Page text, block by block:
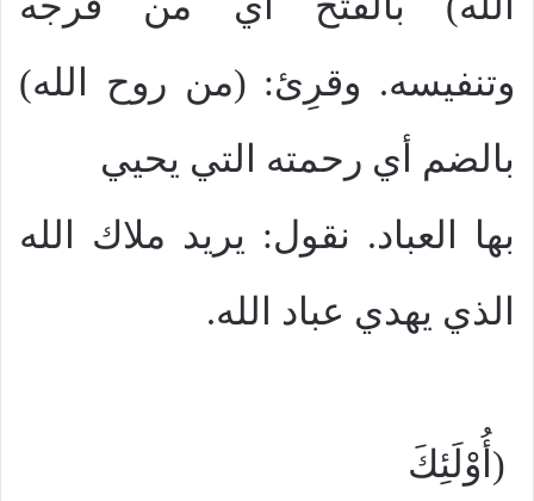
وتنفيسه. وقرِئ: (من روح الله)
بالضم أي رحمته التي يحيي
بها العباد. نقول: يريد ملاك الله
الذي يهدي عباد الله.
(أُوْلَئِكَ